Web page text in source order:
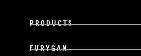
PRODUCTS
FURYGAN